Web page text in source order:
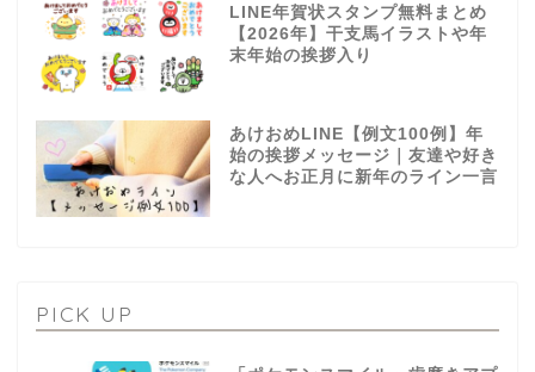
LINE年賀状スタンプ無料まとめ
【2026年】干支馬イラストや年
末年始の挨拶入り
あけおめLINE【例文100例】年
始の挨拶メッセージ｜友達や好き
な人へお正月に新年のライン一言
PICK UP